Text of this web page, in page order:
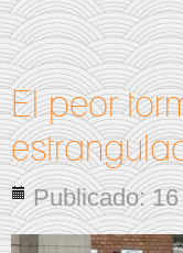
El peor
Publicado: 16